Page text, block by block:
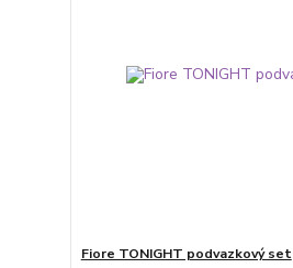
Fiore TONIGHT podvazkový set